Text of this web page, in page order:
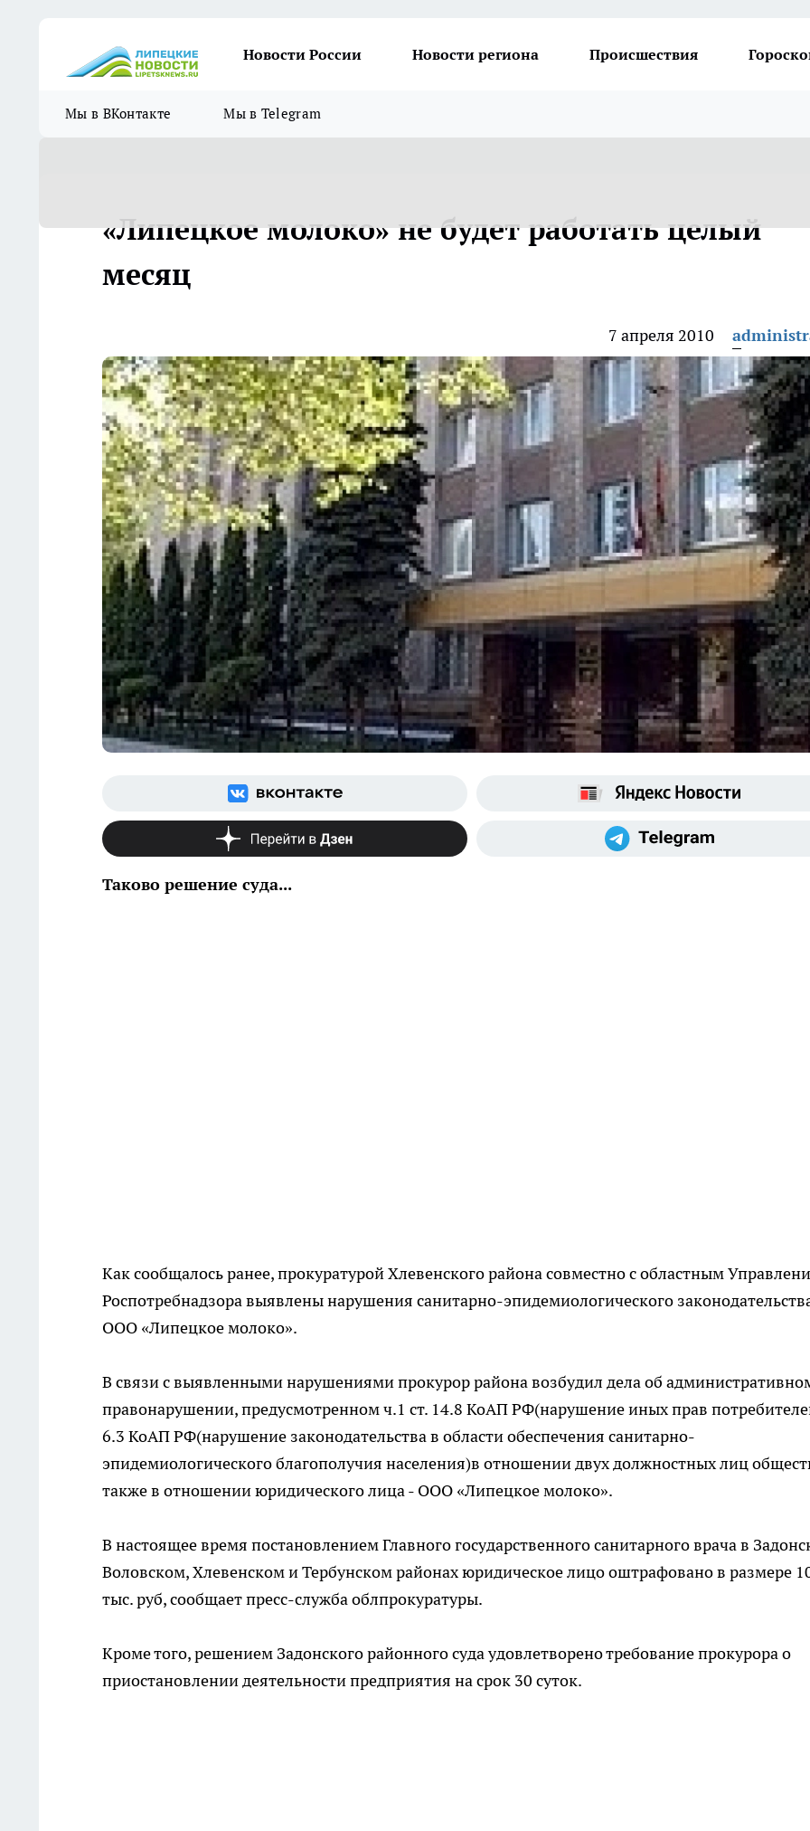
Новости России Новости региона Происшествия
Мы в ВКонтакте Мы в Telegram
«Липецкое молоко» не будет работать целый
месяц
7 апреля 2010
Таково решение суда...
Как сообщалось ранее, прокуратурой Хлевенского района совместно с областным
Роспотребнадзора выявлены нарушения санитарно-эпидемиологического
ООО «Липецкое молоко».
В связи с выявленными нарушениями прокурор района возбудил дела об
правонарушении, предусмотренном ч.1 ст. 14.8 КоАП РФ(нарушение иных прав
6.3 КоАП РФ(нарушение законодательства в области обеспечения санитарно-
эпидемиологического благополучия населения)в отношении двух должностных лиц
также в отношении юридического лица - ООО «Липецкое молоко».
В настоящее время постановлением Главного государственного санитарного врача в
Воловском, Хлевенском и Тербунском районах юридическое лицо оштрафовано в размере
тыс. руб, сообщает пресс-служба облпрокуратуры.
Кроме того, решением Задонского районного суда удовлетворено требование прокурора о
приостановлении деятельности предприятия на срок 30 суток.